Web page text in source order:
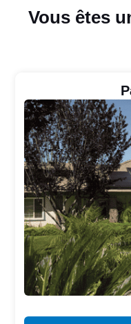
Vous êtes